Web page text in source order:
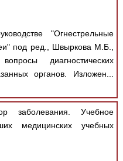
"Огнестрельные
под ред., Швыркова М.Б.,
диагностических
органов. Изложен...
заболевания. Учебное
медицинских учебных